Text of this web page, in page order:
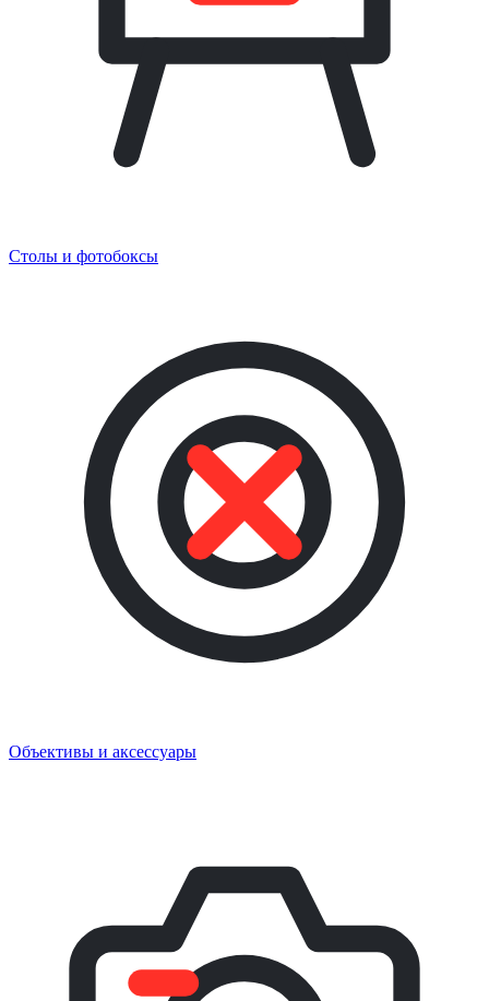
Столы и фотобоксы
Объективы и аксессуары